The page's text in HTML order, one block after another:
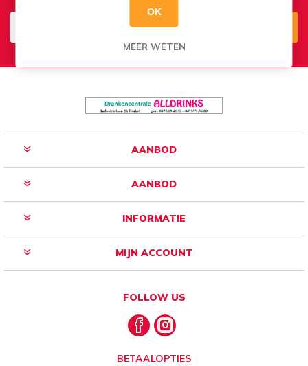
Opzeggen
AANBOD
AANBOD
INFORMATIE
MIJN ACCOUNT
FOLLOW US
BETAALOPTIES
OK
MEER WETEN